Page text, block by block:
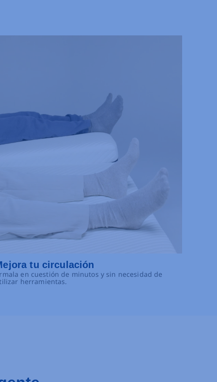
tu circulación
en cuestión de minutos y sin necesidad de
herramientas.